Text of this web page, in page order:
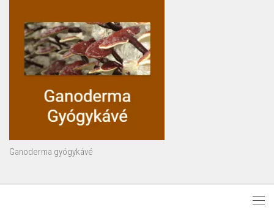
Ganoderma gyógykávé